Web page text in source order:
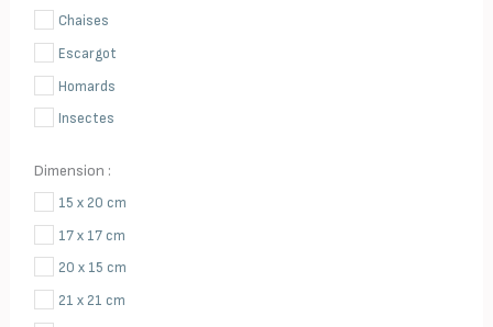
Chaises
Escargot
Homards
Insectes
Dimension :
15 x 20 cm
17 x 17 cm
20 x 15 cm
21 x 21 cm